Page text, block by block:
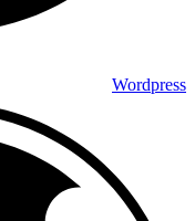
Wordpress